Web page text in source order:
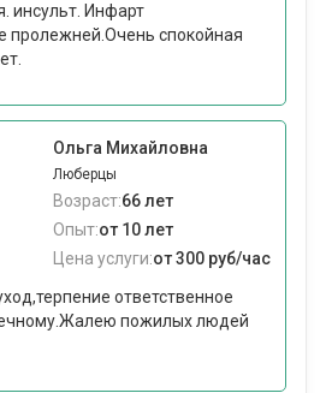
инсульт. Инфарт
пролежней.Очень спокойная
Ольга Михайловна
Люберцы
Возраст:66 лет
Опыт:от 10 лет
Цена услуги:от 300 руб/час
ответственное
пожилых людей